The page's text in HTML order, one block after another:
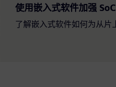
使用嵌入式软件加强
了解嵌入式软件如何为从片